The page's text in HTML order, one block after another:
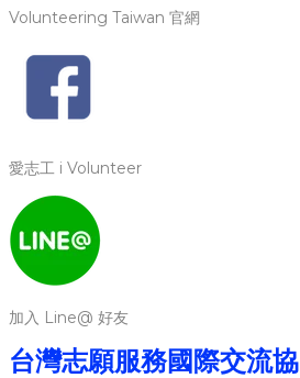
Volunteering Taiwan 官網
愛志工 i Volunteer
加入 Line@ 好友
台灣志願服務國際交流協